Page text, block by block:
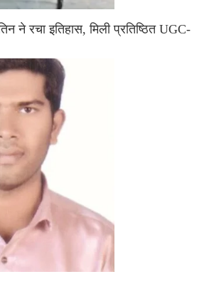
ने रचा इतिहास, मिली प्रतिष्ठित UGC-